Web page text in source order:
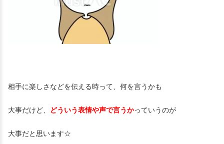
相手に楽しさなどを伝える時って、何を言うかも
大事だけど、 どういう表情や声で言うかっていうのが
大事だと思います☆